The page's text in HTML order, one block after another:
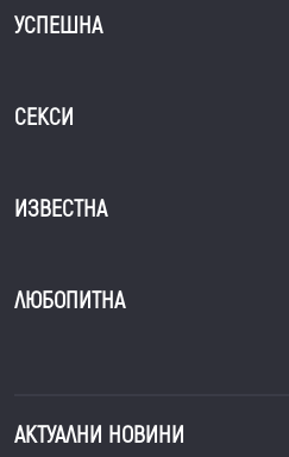
УСПЕШНА
СЕКСИ
ИЗВЕСТНА
ЛЮБОПИТНА
АКТУАЛНИ НОВИНИ